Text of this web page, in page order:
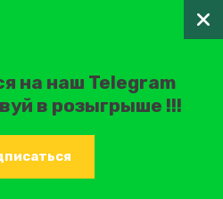
на наш Telegram
в розыгрыше !!!